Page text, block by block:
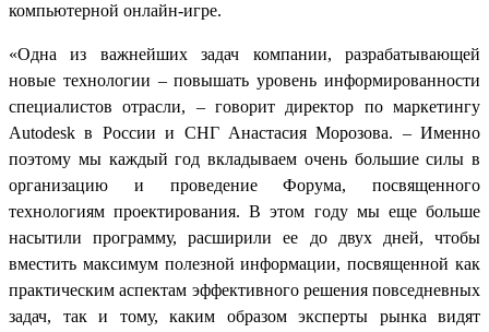
компьютерной онлайн-игре.
«Одна из важнейших задач компании, разрабатывающей
новые технологии – повышать уровень информированности
специалистов отрасли, – говорит директор по маркетингу
Autodesk в России и СНГ Анастасия Морозова. – Именно
поэтому мы каждый год вкладываем очень большие силы в
организацию и проведение Форума, посвященного
технологиям проектирования. В этом году мы еще больше
насытили программу, расширили ее до двух дней, чтобы
вместить максимум полезной информации, посвященной как
практическим аспектам эффективного решения повседневных
задач, так и тому, каким образом эксперты рынка видят